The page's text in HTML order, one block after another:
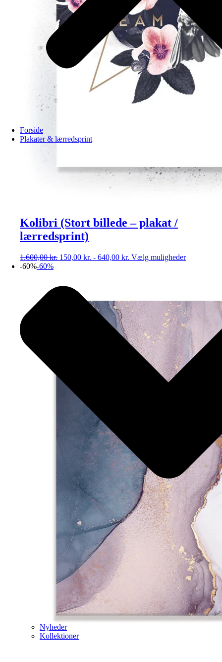
Forside
Plakater & lærredsprint
Nyheder
Kollektioner
Kolibri (Stort billede – plakat /
lærredsprint)
1.600,00kr. 150,00 kr. - 640,00 kr. Vælg mulighederDette
kan
vælges
på
varesiden
-60%-60%